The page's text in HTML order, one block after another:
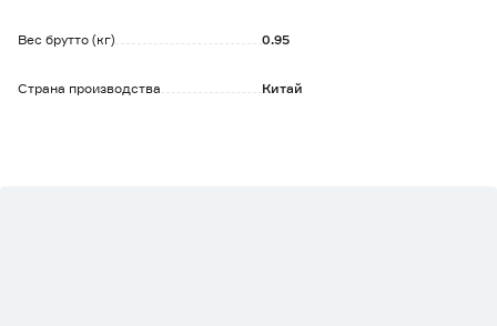
противоскользящая поверхность;
Вес брутто (кг) 0.95
Страна производства Китай